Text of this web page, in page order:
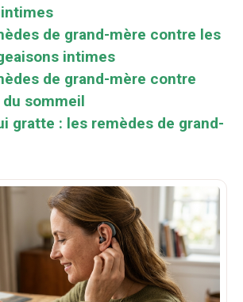
de grand-mère contre les
intimes
de grand-mère contre
du sommeil
gratte : les remèdes de grand-